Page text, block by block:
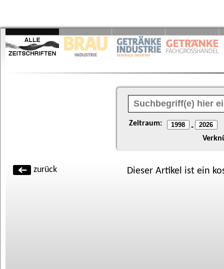
Zeitraum: -
zurück Dieser Artikel ist ein